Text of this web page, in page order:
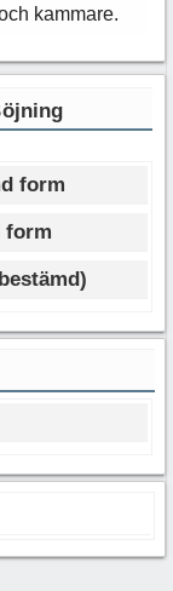
kammare.
form
form